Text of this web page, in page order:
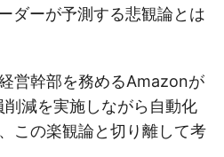
ーが予測する悲観論とは
営幹部を務めるAmazonが
減を実施しながら自動化
この楽観論と切り離して考